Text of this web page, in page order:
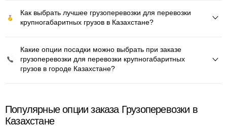
Как выбрать лучшее грузоперевозки для перевозки
крупногабаритных грузов в Казахстане?
Какие опции посадки можно выбрать при заказе
грузоперевозки для перевозки крупногабаритных
грузов в городе Казахстане?
Популярные опции заказа Грузоперевозки в
Казахстане